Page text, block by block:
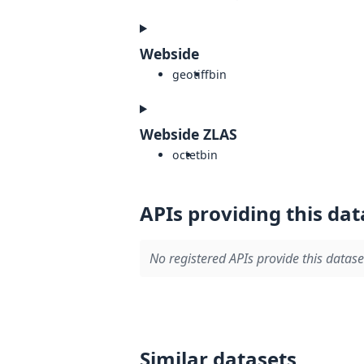
Webside
geotiffbin
Webside ZLAS
octetbin
APIs providing this
No registered APIs provide this
Similar datasets